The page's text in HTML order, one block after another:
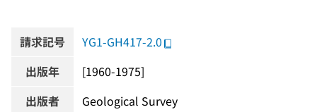
請求記号
YG1-GH417-2.0
出版年
[1960-1975]
出版者
Geological Survey